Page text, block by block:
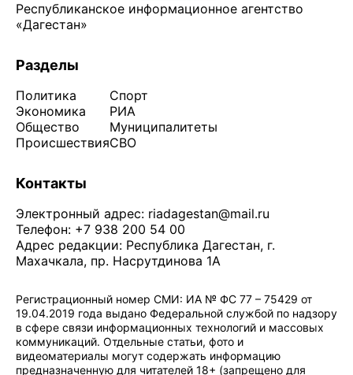
Республиканское информационное агентство
«Дагестан»
Разделы
Политика
Экономика
Общество
Происшествия
Спорт
РИА
Муниципалитеты
СВО
Контакты
Электронный адрес: riadagestan@mail.ru
Телефон: +7 938 200 54 00
Адрес редакции: Республика Дагестан, г.
Махачкала, пр. Насрутдинова 1А
Регистрационный номер СМИ: ИА № ФС 77 – 75429 от
19.04.2019 года выдано Федеральной службой по надзору
в сфере связи информационных технологий и массовых
коммуникаций. Отдельные статьи, фото и
видеоматериалы могут содержать информацию
предназначенную для читателей 18+ (запрещено для